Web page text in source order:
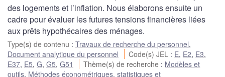
des logements et l’inflation. Nous élaborons ensuite un
cadre pour évaluer les futures tensions financières liées
aux prêts hypothécaires des ménages.
Type(s) de contenu : Travaux de recherche du personnel,
Document analytique du personnel
Code(s) JEL : E, E2, E3,
E37, E5, G, G5, G51 Thème(s) de recherche : Modèles et
outils, Méthodes économétriques, statistiques et